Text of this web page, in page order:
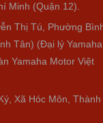
Minh (Quận 12).
Thị Tú, Phường
Tân) (Đại lý Yamaha
Yamaha Motor Việt
Xã Hóc Môn, Thành